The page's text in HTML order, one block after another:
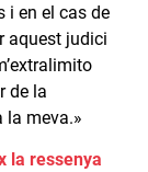
i en el cas de
aquest judici
de la
la meva.»
la ressenya